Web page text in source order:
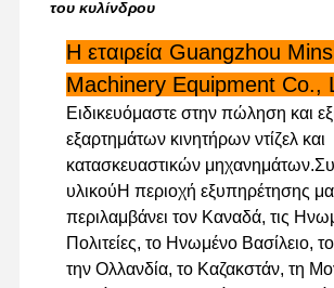
Υποθέσεις
Μηχανή Perkins
Μηχανή Yanmar
Μηχανή Kubota
Μηχανή Isuzu
του κυλίνδρου
Η εταιρεία Guangzhou
Machinery Equipment Co.,
Ειδικευόμαστε στην πώληση και
εξαρτημάτων κινητήρων ντίζελ και
κατασκευαστικών
υλικούΗ περιοχή εξυπηρέτησης
περιλαμβάνει τον Καναδά, τις
Πολιτείες, το Ηνωμένο Βασίλειο,
την Ολλανδία, το Καζακστάν, τη